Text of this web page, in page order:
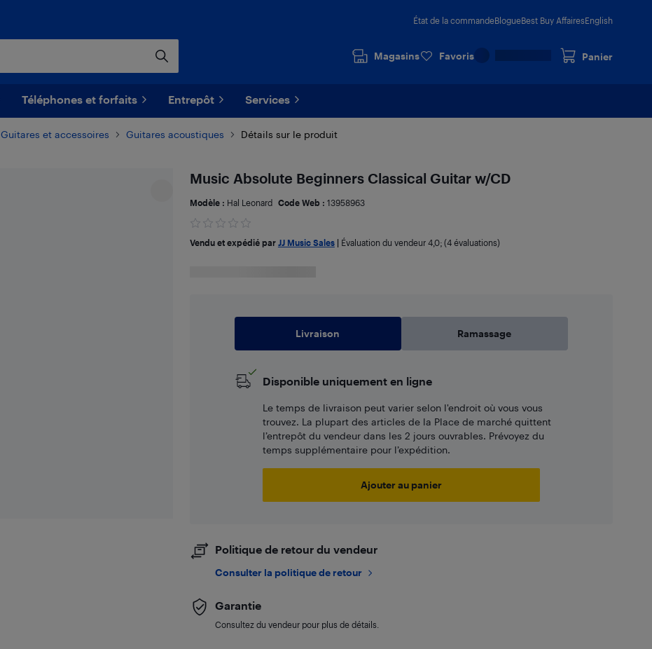
État de la commandeBlogueBest Buy AffairesEnglish
Magasins Favoris Panier
Téléphones et forfaits Entrepôt Services
Guitares et accessoires Guitares acoustiques Détails sur le produit
Music Absolute Beginners Classical Guitar w/CD
Modèle : Hal Leonard Code Web : 13958963
Vendu et expédié par JJ Music Sales| Évaluation du vendeur 4,0; (4 évaluations)
Livraison Ramassage
Disponible uniquement en ligne
Le temps de livraison peut varier selon l'endroit où vous vous
trouvez. La plupart des articles de la Place de marché quittent
l’entrepôt du vendeur dans les 2 jours ouvrables. Prévoyez du
temps supplémentaire pour l’expédition.
Ajouter au panier
Politique de retour du vendeur
Consulter la politique de retour
Garantie
Consultez du vendeur pour plus de détails.